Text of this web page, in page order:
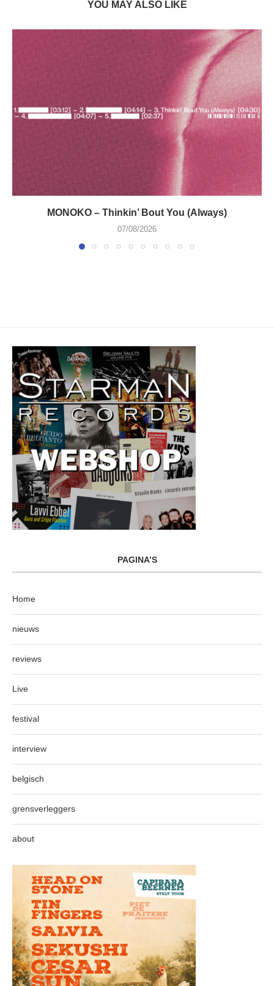
YOU MAY ALSO LIKE
MONOKO – Thinkin’ Bout You (Always)
07/08/2026
PAGINA’S
Home
nieuws
reviews
Live
festival
interview
belgisch
grensverleggers
about